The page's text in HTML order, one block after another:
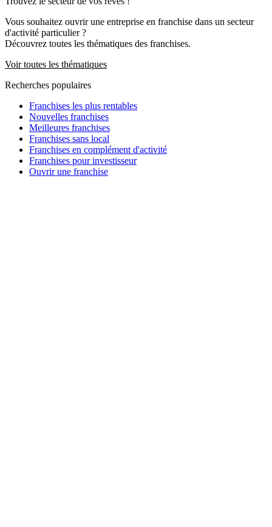
Vous souhaitez ouvrir une entreprise en franchise dans un secteur
d'activité particulier ?
Découvrez toutes les thématiques des franchises.
Voir toutes les thématiques
Recherches populaires
Franchises les plus rentables
Nouvelles franchises
Meilleures franchises
Franchises sans local
Franchises en complément d'activité
Franchises pour investisseur
Ouvrir une franchise